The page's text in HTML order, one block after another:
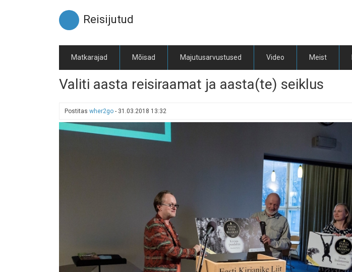
Reisijutud
Matkarajad Mõisad Majutusarvustused Video Meist
Valiti aasta reisiraamat ja aasta(te) seiklus
Postitas wher2go - 31.03.2018 13:32